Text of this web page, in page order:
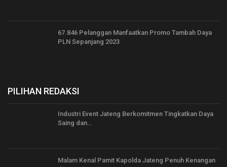
67.846 Pelanggan Manfaatkan Promo Tambah Daya
PLN Sepanjang 2023
PILIHAN REDAKSI
Industri Event Jateng Berkomitmen Tingkatkan Daya
Saing dan…
Malam Kenal Pamit Kapolda Jateng Penuh Kenangan